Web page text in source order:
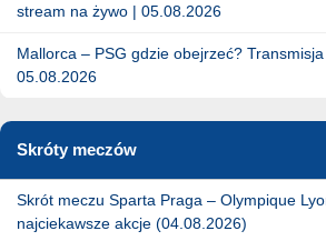
stream na żywo | 05.08.2026
Mallorca – PSG gdzie obejrzeć?
05.08.2026
Skróty meczów
Skrót meczu Sparta Praga – Olympique
najciekawsze akcje (04.08.2026)